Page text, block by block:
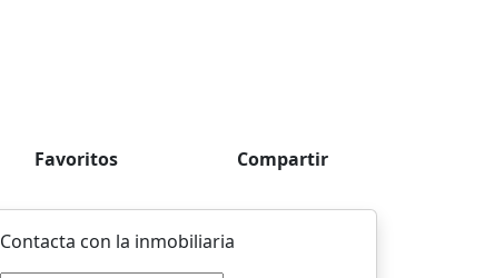
Favoritos Compartir
Contacta con la inmobiliaria